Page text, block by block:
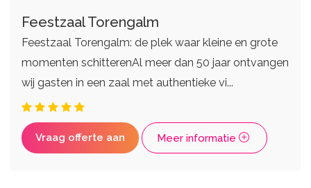
Feestzaal Torengalm
Feestzaal Torengalm: de plek waar kleine en grote
momenten schitterenAl meer dan 50 jaar ontvangen
wij gasten in een zaal met authentieke vi...
Vraag offerte aan Meer informatie